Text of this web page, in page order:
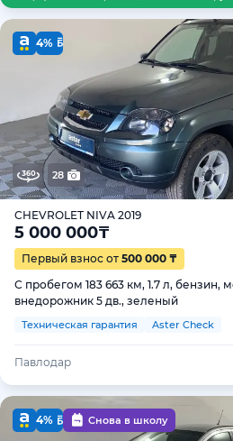
4%
28
CHEVROLET NIVA 2019
5 000 000₸
Первый взнос от 500 000 ₸
С пробегом 183 663 км, 1.7 л, бензин,
внедорожник 5 дв., зеленый
Техническая гарантия Aster Check
Павлодар
4% Снова в школу